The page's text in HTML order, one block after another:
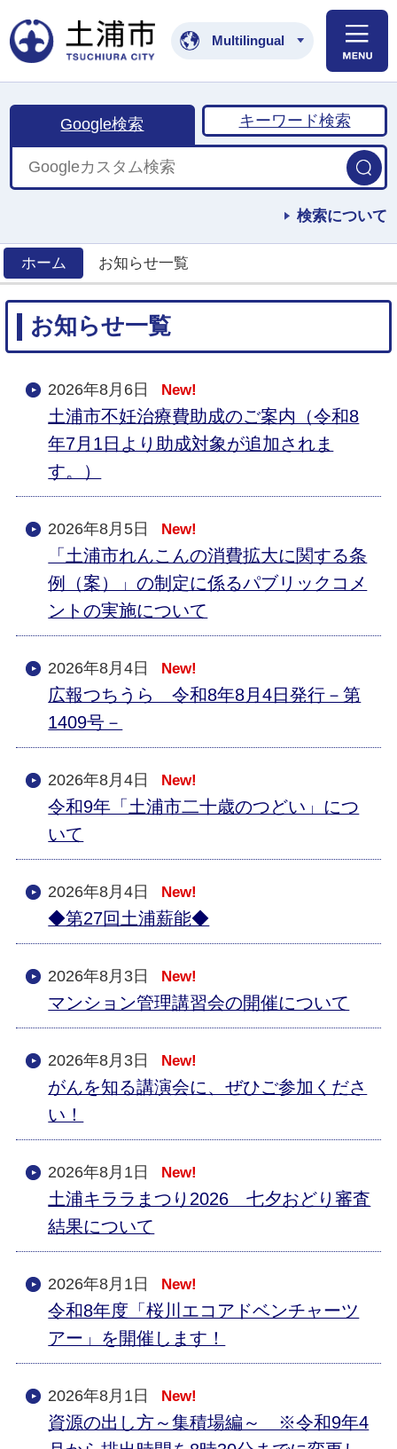
土浦市公式ホームペ
Multilingual
Google検索 キーワード検索
検索について
ホーム
お知らせ一覧
お知らせ一覧
2026年8月6日 New!
土浦市不妊治療費助成のご案内（令和8
年7月1日より助成対象が追加されま
す。）
2026年8月5日 New!
「土浦市れんこんの消費拡大に関する条
例（案）」の制定に係るパブリックコメ
ントの実施について
2026年8月4日 New!
広報つちうら 令和8年8月4日発行－第
1409号－
2026年8月4日 New!
令和9年「土浦市二十歳のつどい」につ
いて
2026年8月4日 New!
◆第27回土浦薪能◆
2026年8月3日 New!
マンション管理講習会の開催について
2026年8月3日 New!
がんを知る講演会に、ぜひご参加くださ
い！
2026年8月1日 New!
土浦キララまつり2026 七夕おどり審査
結果について
2026年8月1日 New!
令和8年度「桜川エコアドベンチャーツ
アー」を開催します！
2026年8月1日 New!
資源の出し方～集積場編～ ※令和9年4